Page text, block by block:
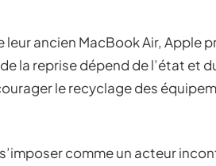
ancien MacBook Air, Apple
la reprise dépend de l’état et
le recyclage des
comme un acteur